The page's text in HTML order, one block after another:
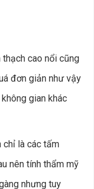
cao nổi cũng
đơn giản như vậy
gian khác
chỉ là các tấm
nên tính thẩm mỹ
nhưng tuy